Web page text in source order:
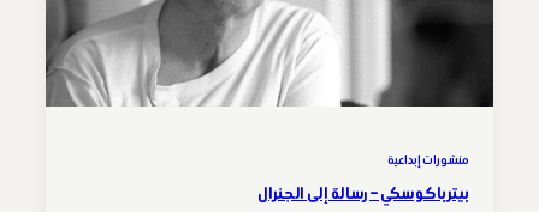
منشورات إبداعية
بيتر باكوسكي – رسالة إلى الجنرال